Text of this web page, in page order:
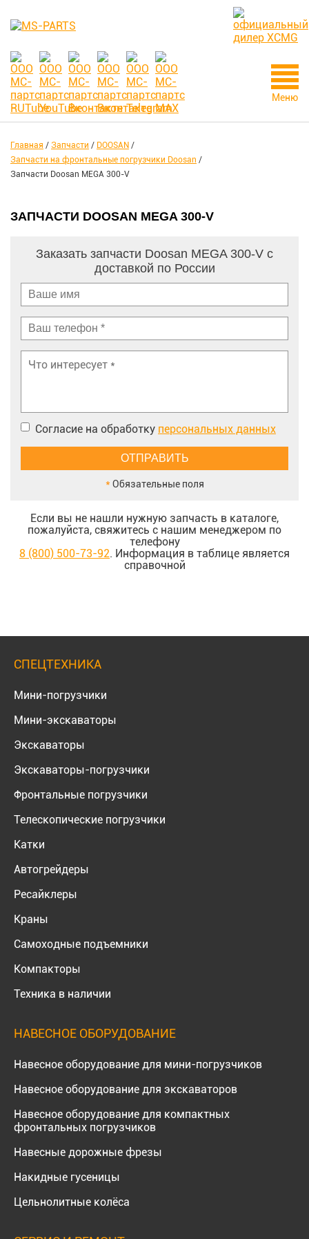
Меню
Главная / Запчасти / DOOSAN /
Запчасти на фронтальные погрузчики Doosan /
Запчасти Doosan MEGA 300-V
ЗАПЧАСТИ DOOSAN MEGA 300-V
Заказать запчасти Doosan MEGA 300-V с
доставкой по России
Согласие на обработку персональных данных
* Обязательные поля
Если вы не нашли нужную запчасть в каталоге,
пожалуйста, свяжитесь с нашим менеджером по
телефону
8 (800) 500-73-92. Информация в таблице является
справочной
СПЕЦТЕХНИКА
Мини-погрузчики
Мини-экскаваторы
Экскаваторы
Экскаваторы-погрузчики
Фронтальные погрузчики
Телескопические погрузчики
Катки
Автогрейдеры
Ресайклеры
Краны
Самоходные подъемники
Компакторы
Техника в наличии
НАВЕСНОЕ ОБОРУДОВАНИЕ
Навесное оборудование для мини-погрузчиков
Навесное оборудование для экскаваторов
Навесное оборудование для компактных
фронтальных погрузчиков
Навесные дорожные фрезы
Накидные гусеницы
Цельнолитные колёса